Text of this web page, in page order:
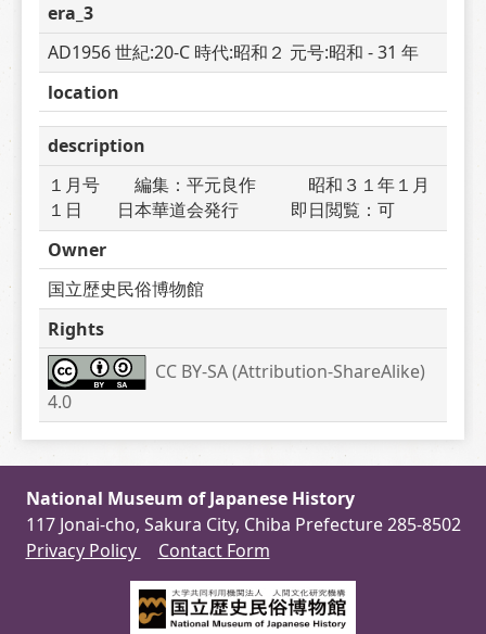
era_3
AD1956 世紀:20-C 時代:昭和２ 元号:昭和 - 31 年
location
description
１月号　　編集：平元良作　　　昭和３１年１月
１日　　日本華道会発行　　　即日閲覧：可
Owner
国立歴史民俗博物館
Rights
CC BY-SA (Attribution-ShareAlike)
4.0
National Museum of Japanese History
117 Jonai-cho, Sakura City, Chiba Prefecture 285-8502
Privacy Policy
Contact Form